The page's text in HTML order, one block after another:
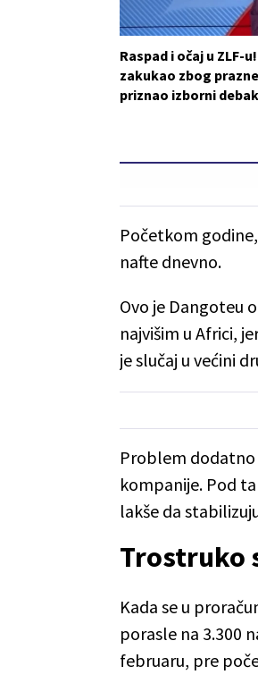
Raspad i očaj u ZLF-
zakukao zbog
priznao izborni
Početkom
nafte dnevno.
Ovo je Dangoteu
najvišim u Africi,
je slučaj u većini
Problem
kompanije. Pod
lakše da
Trostruko
Kada se u
porasle na 3.300
februaru, pre